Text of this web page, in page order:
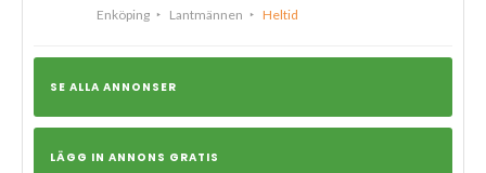
Enköping Lantmännen Heltid
SE ALLA ANNONSER
LÄGG IN ANNONS GRATIS